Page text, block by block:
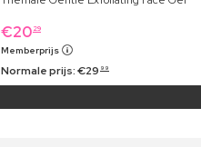
€20 29
Memberprijs
Normale prijs:€29 99